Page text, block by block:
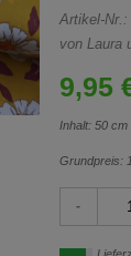
Artikel-Nr.:
von Laura
9,95
Inhalt: 50 cm
Grundpreis: